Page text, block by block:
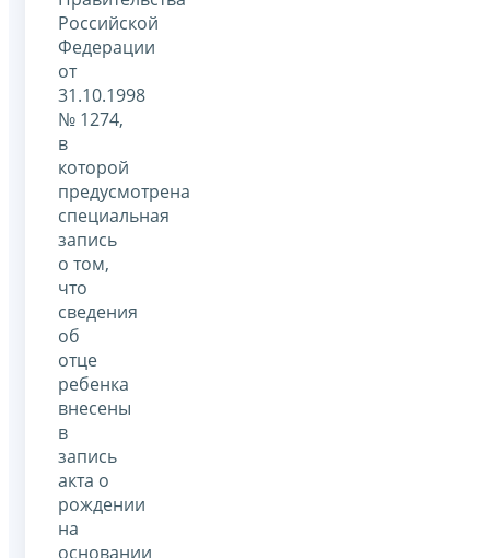
Российской
Федерации
от
31.10.1998
№ 1274,
в
которой
предусмотрена
специальная
запись
о том,
что
сведения
об
отце
ребенка
внесены
в
запись
акта о
рождении
на
основании